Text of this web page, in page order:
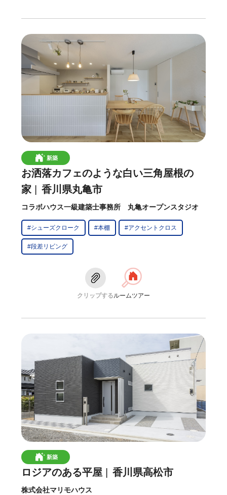
新築
お洒落カフェのような白い三角屋根の
家
香川県丸亀市
コラボハウス一級建築士事務所 丸亀オープンスタジオ
#シューズクローク #本棚 #アクセントクロス
#段差リビング
クリップする ルームツアー
新築
ロジアのある平屋 香川県高松市
株式会社マリモハウス